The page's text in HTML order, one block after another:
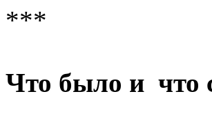
***
Что было и что